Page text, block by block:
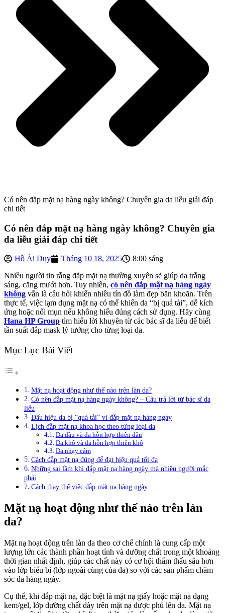
Có nên đắp mặt nạ hàng ngày không? Chuyên gia da liễu giải đáp
chi tiết
Có nên đắp mặt nạ hàng ngày không? Chuyên gia
da liễu giải đáp chi tiết
Hồ Ái Duy Tháng 10 18, 2025
8:00 sáng
Nhiều người tin rằng đắp mặt nạ thường xuyên sẽ giúp da trắng
sáng, căng mướt hơn. Tuy nhiên, có nên đắp mặt nạ hàng ngày
không vẫn là câu hỏi khiến nhiều tín đồ làm đẹp băn khoăn. Trên
thực tế, việc lạm dụng mặt nạ có thể khiến da “bị quá tải”, dễ kích
ứng hoặc nổi mụn nếu không hiểu đúng cách sử dụng. Hãy cùng
Hana HP Group tìm hiểu lời khuyên từ các bác sĩ da liễu để biết
tần suất đắp mask lý tưởng cho từng loại da.
Mục Lục Bài Viết
Mặt nạ hoạt động như thế nào trên làn da?
Có nên đắp mặt nạ hàng ngày không? – Câu trả lời từ bác sĩ da
liễu
Dấu hiệu da bị “quá tải” vì đắp mặt nạ hàng ngày
Lịch đắp mặt nạ khoa học theo từng loại da
Da dầu và da hỗn hợp thiên dầu
Da khô và da hỗn hợp thiên khô
Da nhạy cảm
Cách đắp mặt nạ đúng để đạt hiệu quả tối đa
Những sai lầm khi đắp mặt nạ hàng ngày mà nhiều người mắc
phải
Cách thay thế việc đắp mặt nạ hàng ngày
Mặt nạ hoạt động như thế nào trên làn
da?
Mặt nạ hoạt động trên làn da theo cơ chế chính là cung cấp một
lượng lớn các thành phần hoạt tính và dưỡng chất trong một khoảng
thời gian nhất định, giúp các chất này có cơ hội thẩm thấu sâu hơn
vào lớp biểu bì (lớp ngoài cùng của da) so với các sản phẩm chăm
sóc da hàng ngày.
Cụ thể, khi đắp mặt nạ, đặc biệt là mặt nạ giấy hoặc mặt nạ dạng
kem/gel, lớp dưỡng chất dày trên mặt nạ được phủ lên da. Mặt nạ